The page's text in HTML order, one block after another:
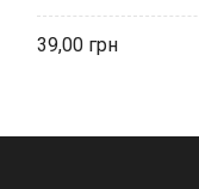
39,00